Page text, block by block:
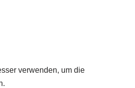
verwenden, um die